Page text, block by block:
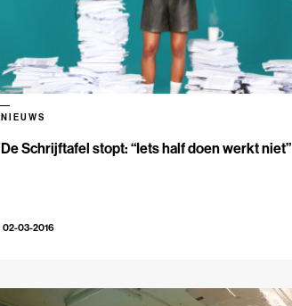
De Schrijftafel stopt: “Iets half doen werkt niet”
NIEUWS
02-03-2016